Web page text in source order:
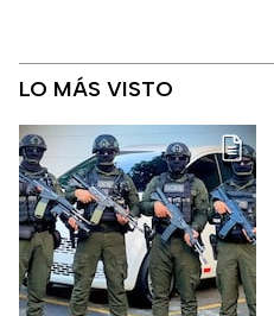
LO MÁS VISTO